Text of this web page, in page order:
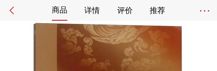
商品 详情 评价 推荐